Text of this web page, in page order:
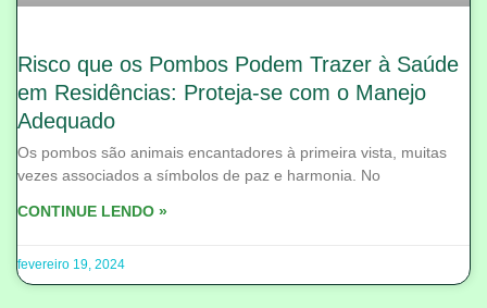
Risco que os Pombos Podem Trazer à Saúde
em Residências: Proteja-se com o Manejo
Adequado
Os pombos são animais encantadores à primeira vista, muitas
vezes associados a símbolos de paz e harmonia. No
CONTINUE LENDO »
fevereiro 19, 2024